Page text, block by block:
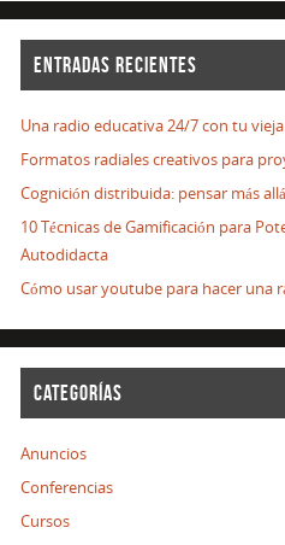
ENTRADAS RECIENTES
Una radio educativa 24/7 con tu
Formatos radiales creativos para
Cognición distribuida: pensar más
10 Técnicas de Gamificación para
Autodidacta
Cómo usar youtube para hacer una
CATEGORÍAS
Anuncios
Conferencias
Cursos